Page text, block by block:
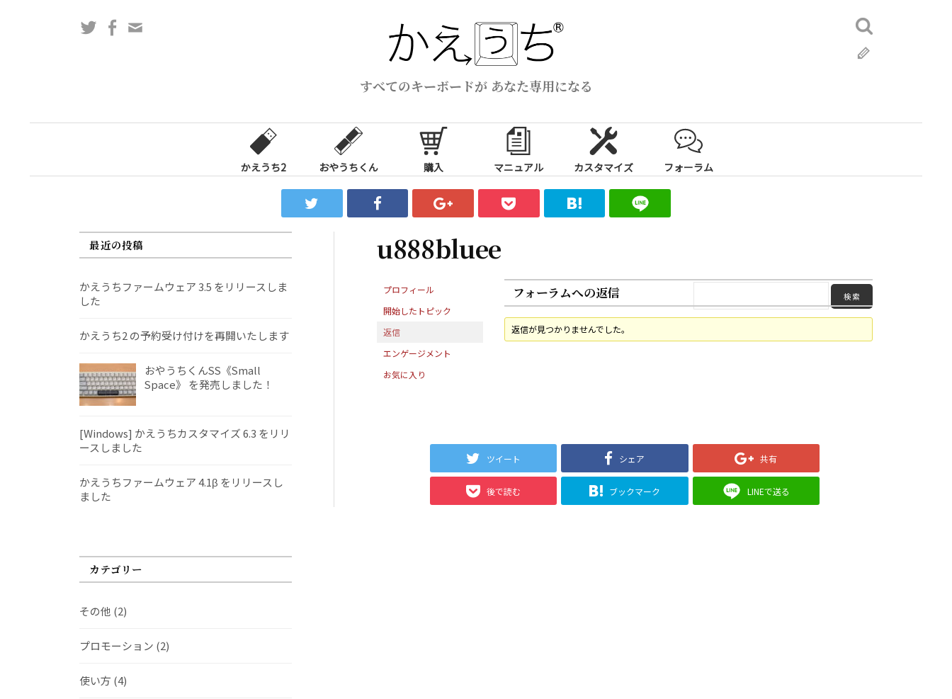
ス
すべてのキーボードが あなた専用になる
TwitterFacebook
検
索:
かえうち2 おやうちくん 購入 マニュアル カスタマイズ フォーラム
u888bluee
プロフィール
開始したトピック
返信
エンゲージメント
お気に入り
フォーラムへの返信
返信が見つかりませんでした。
ツイート シェア 共有
後で読む ブックマーク LINEで送る
最近の投稿
かえうちファームウェア 3.5 をリリースしま
した
かえうち2 の予約受け付けを再開いたします
おやうちくんSS《Small
Space》 を発売しました！
[Windows] かえうちカスタマイズ 6.3 をリリ
ースしました
かえうちファームウェア 4.1β をリリースし
ました
カテゴリー
その他 (2)
プロモーション (2)
使い方 (4)